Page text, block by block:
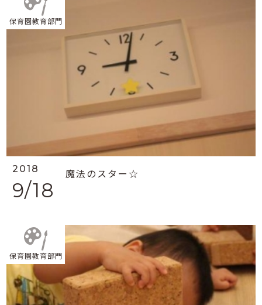
保育園教育部門
2018
9/18
魔法のスター☆
保育園教育部門